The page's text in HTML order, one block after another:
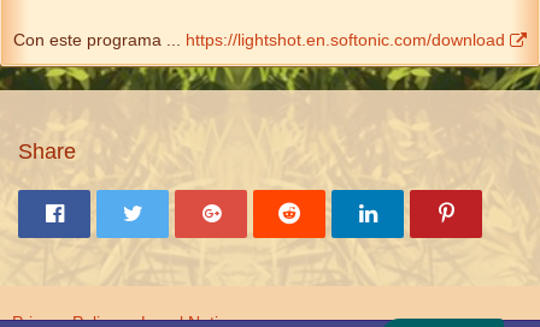
Con este programa ... https://lightshot.en.softonic.com/download
Share
Privacy Policy Legal Notice